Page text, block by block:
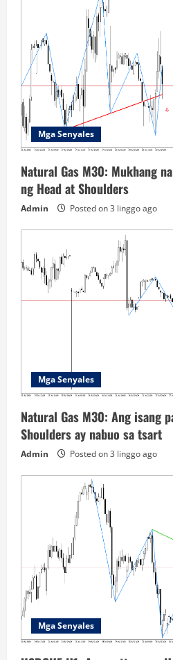
Mga Senyales
Natural Gas M30: Mukhang
ng Head at Shoulders
Admin Posted on 3 linggo ago
Mga Senyales
Natural Gas M30: Ang isang
Shoulders ay nabuo sa tsart
Admin Posted on 3 linggo ago
Mga Senyales